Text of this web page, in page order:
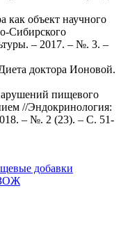
как объект научного
Сибирского
– 2017. – №. 3. –
доктора Ионовой.
пищевого
//Эндокринология:
– №. 2 (23). – С. 51-
добавки